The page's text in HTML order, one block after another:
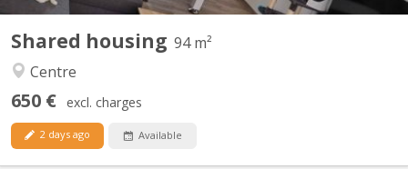
Shared housing 94 m²
Centre
650 € excl. charges
2 days ago Available